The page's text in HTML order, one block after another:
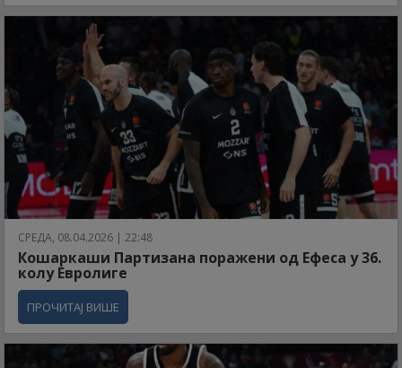
СРЕДА, 08.04.2026 | 22:48
Кошаркаши Партизана поражени од Ефеса у 36.
колу Евролиге
ПРОЧИТАЈ ВИШЕ